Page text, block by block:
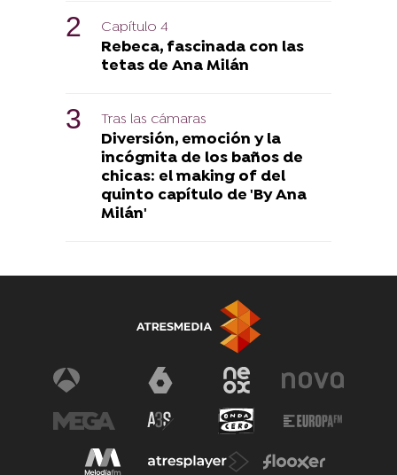
Capítulo 4
Rebeca, fascinada con las
tetas de Ana Milán
Tras las cámaras
Diversión, emoción y la
incógnita de los baños de
chicas: el making of del
quinto capítulo de 'By Ana
Milán'